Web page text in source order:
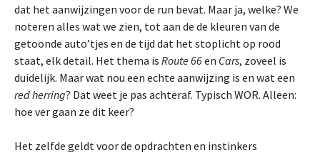
dat het aanwijzingen voor de run bevat. Maar ja, welke? We
noteren alles wat we zien, tot aan de de kleuren van de
getoonde auto’tjes en de tijd dat het stoplicht op rood
staat, elk detail. Het thema is Route 66en Cars, zoveel is
duidelijk. Maar wat nou een echte aanwijzing is en wat een
red herring? Dat weet je pas achteraf. Typisch WOR. Alleen:
hoe ver gaan ze dit keer?
Het zelfde geldt voor de opdrachten en instinkers